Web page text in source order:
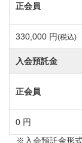
ルより「常陸
す。
マナゴルフク
方法が選択で
マナゴルフク
かな丘陵地に
正会員
330,000 円(税込)
入会預託金
正会員
0 円
※入会預託金形